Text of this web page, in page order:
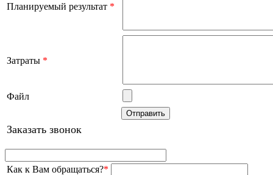
Планируемый результат *
Затраты *
Файл
Заказать звонок
Как к Вам обращаться?*